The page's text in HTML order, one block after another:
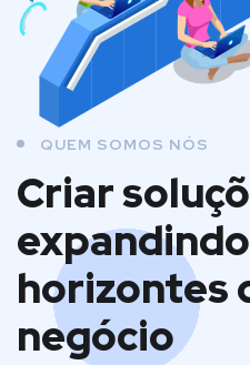
QUEM SOMOS NÓS
Criar
horizontes
negócio